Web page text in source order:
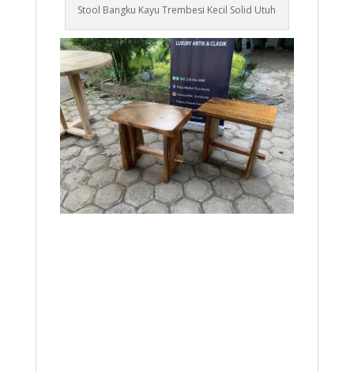
Stool Bangku Kayu Trembesi Kecil Solid Utuh